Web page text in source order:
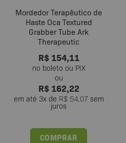
Mordedor Terapêutico de
Haste Oca Textured
Grabber Tube Ark
Therapeutic
R$154,11
R$162,22
em até 3x de R$54,07sem
juros
COMPRAR